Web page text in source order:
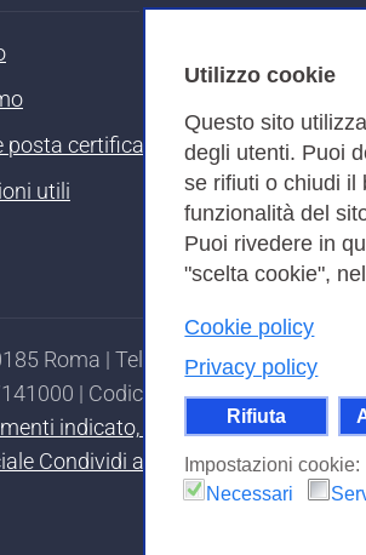
Utilizzo cookie
Questo sito
degli utenti. Puoi
se rifiuti o chiudi il
funzionalità del
Puoi rivedere in
"scelta cookie",
Cookie policy
Privacy policy
Rifiuta
Impostazioni cookie:
Necessari
certificata
utili
Roma | Tel. 0649622000 - Fax
| Codice Destinatario
indicato, secondo i termini
Condividi allo stesso modo 4.0